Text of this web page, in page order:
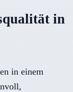
in
in einem